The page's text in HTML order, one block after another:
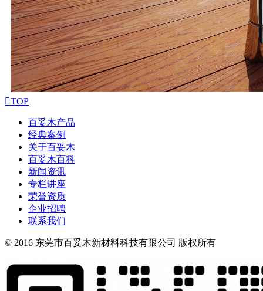
TOP
百妥木产品
经典案例
关于百妥木
百妥木百科
新闻资讯
专栏讲座
荣誉资质
企业招聘
联系我们
© 2016 东莞市百妥木新材料科技有限公司 版权所有